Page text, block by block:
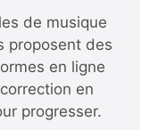
de musique
proposent des
en ligne
en
progresser.